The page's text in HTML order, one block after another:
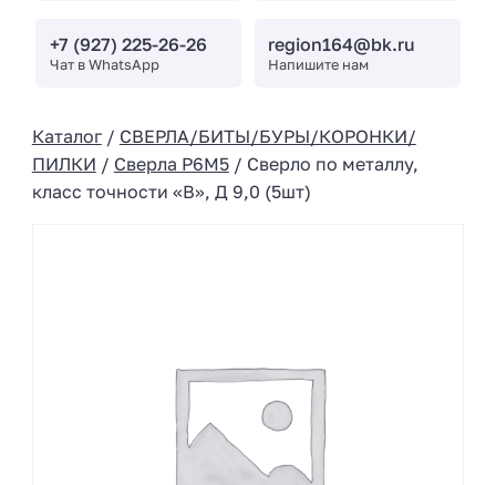
+7 (927) 225-26-26
Чат в WhatsApp
region164@bk.ru
Напишите нам
Каталог/ СВЕРЛА/БИТЫ/БУРЫ/КОРОНКИ/
ПИЛКИ / Сверла Р6М5/ Сверло по металлу,
класс точности «В», Д 9,0 (5шт)